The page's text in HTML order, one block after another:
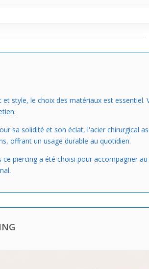
style, le choix des matériaux est
sa solidité et son éclat, l'acier chirurgical
offrant un usage durable au quotidien.
ce piercing a été choisi pour accompagner